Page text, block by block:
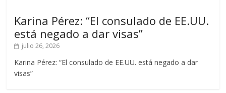
Karina Pérez: “El consulado de EE.UU.
está negado a dar visas”
julio 26, 2026
Karina Pérez: “El consulado de EE.UU. está negado a dar
visas”